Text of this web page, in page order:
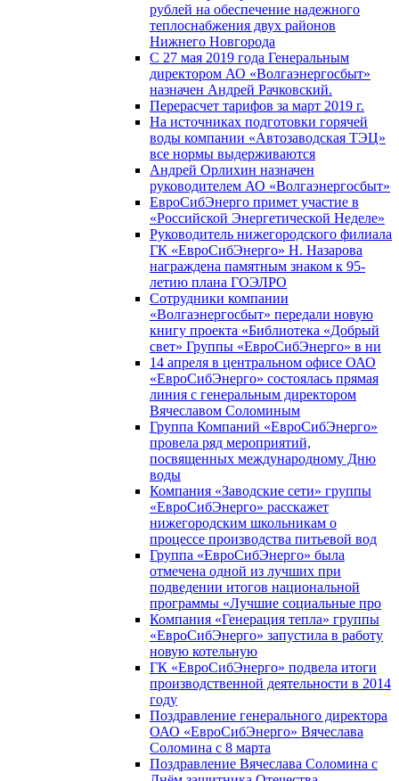
рублей на обеспечение надежного
теплоснабжения двух районов
Нижнего Новгорода
С 27 мая 2019 года Генеральным
директором АО «Волгаэнергосбыт»
назначен Андрей Рачковский.
Перерасчет тарифов за март 2019 г.
На источниках подготовки горячей
воды компании «Автозаводская ТЭЦ»
все нормы выдерживаются
Андрей Орлихин назначен
руководителем АО «Волгаэнергосбыт»
ЕвроСибЭнерго примет участие в
«Российской Энергетической Неделе»
Руководитель нижегородского филиала
ГК «ЕвроСибЭнерго» Н. Назарова
награждена памятным знаком к 95-
летию плана ГОЭЛРО
Сотрудники компании
«Волгаэнергосбыт» передали новую
книгу проекта «Библиотека «Добрый
свет» Группы «ЕвроСибЭнерго» в ни
14 апреля в центральном офисе ОАО
«ЕвроСибЭнерго» состоялась прямая
линия с генеральным директором
Вячеславом Соломиным
Группа Компаний «ЕвроСибЭнерго»
провела ряд мероприятий,
посвященных международному Дню
воды
Компания «Заводские сети» группы
«ЕвроСибЭнерго» расскажет
нижегородским школьникам о
процессе производства питьевой вод
Группа «ЕвроСибЭнерго» была
отмечена одной из лучших при
подведении итогов национальной
программы «Лучшие социальные про
Компания «Генерация тепла» группы
«ЕвроСибЭнерго» запустила в работу
новую котельную
ГК «ЕвроСибЭнерго» подвела итоги
производственной деятельности в 2014
году
Поздравление генерального директора
ОАО «ЕвроСибЭнерго» Вячеслава
Соломина с 8 марта
Поздравление Вячеслава Соломина с